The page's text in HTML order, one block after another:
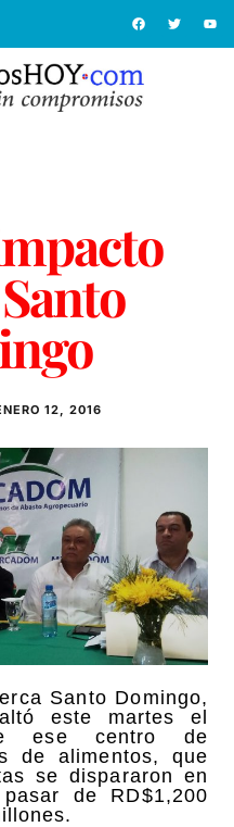
12, 2016
Santo Domingo,
este martes el
ese centro de
de alimentos, que
se dispararon en
de RD$1,200